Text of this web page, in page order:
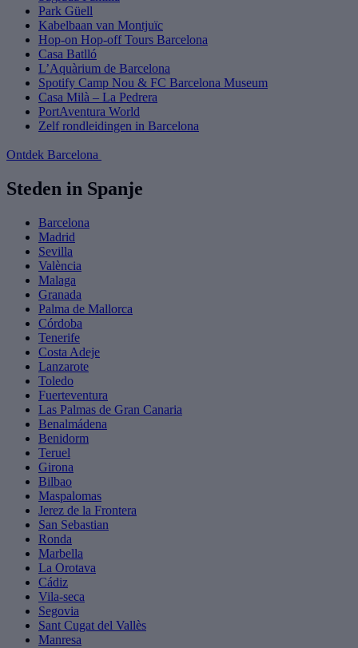
Park Güell
Kabelbaan van Montjuïc
Hop-on Hop-off Tours Barcelona
Casa Batlló
L’Aquàrium de Barcelona
Spotify Camp Nou & FC Barcelona Museum
Casa Milà – La Pedrera
PortAventura World
Zelf rondleidingen in Barcelona
Ontdek Barcelona
Steden in Spanje
Barcelona
Madrid
Sevilla
València
Malaga
Granada
Palma de Mallorca
Córdoba
Tenerife
Costa Adeje
Lanzarote
Toledo
Fuerteventura
Las Palmas de Gran Canaria
Benalmádena
Benidorm
Teruel
Girona
Bilbao
Maspalomas
Jerez de la Frontera
San Sebastian
Ronda
Marbella
La Orotava
Cádiz
Vila-seca
Segovia
Sant Cugat del Vallès
Manresa